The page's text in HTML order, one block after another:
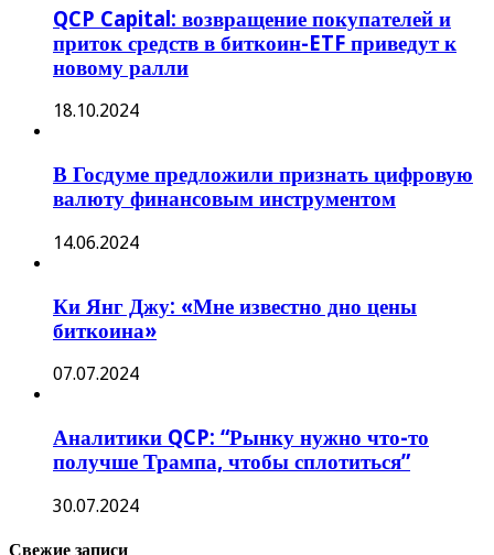
QCP Capital: возвращение покупателей и
приток средств в биткоин-ETF приведут к
новому ралли
18.10.2024
В Госдуме предложили признать цифровую
валюту финансовым инструментом
14.06.2024
Ки Янг Джу: «Мне известно дно цены
биткоина»
07.07.2024
Аналитики QCP: “Рынку нужно что-то
получше Трампа, чтобы сплотиться”
30.07.2024
Свежие записи